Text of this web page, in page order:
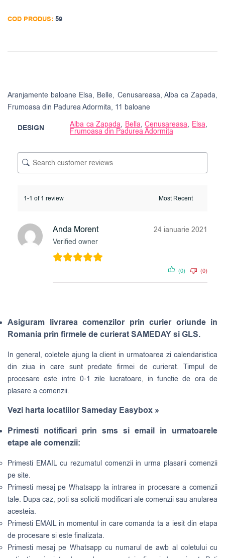
COD PRODUS: 59
Aranjamente baloane Elsa, Belle, Cenusareasa, Alba ca Zapada,
Frumoasa din Padurea Adormita, 11 baloane
DESIGN Alba ca Zapada, Bella,Cenusareasa, Elsa,
Frumoasa din Padurea Adormita
1-1 of 1 review
Anda Morent
Verified owner
24 ianuarie 2021
(0) (0)
Asiguram livrarea comenzilor prin curier oriunde in
Romania prin firmele de curierat SAMEDAY si GLS.
In general, coletele ajung la client in urmatoarea zi calendaristica
din ziua in care sunt predate firmei de curierat. Timpul de
procesare este intre 0-1 zile lucratoare, in functie de ora de
plasare a comenzii.
Vezi harta locatiilor Sameday Easybox »
Primesti notificari prin sms si email in urmatoarele
etape ale comenzii:
Primesti EMAIL cu rezumatul comenzii in urma plasarii comenzii
pe site.
Primesti mesaj pe Whatsapp la intrarea in procesare a comenzii
tale. Dupa caz, poti sa soliciti modificari ale comenzii sau anularea
acesteia.
Primesti EMAIL in momentul in care comanda ta a iesit din etapa
de procesare si este finalizata.
Primesti mesaj pe Whatsapp cu numarul de awb al coletului cu